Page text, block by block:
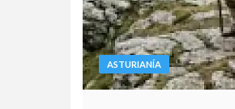
ASTURIANÍA